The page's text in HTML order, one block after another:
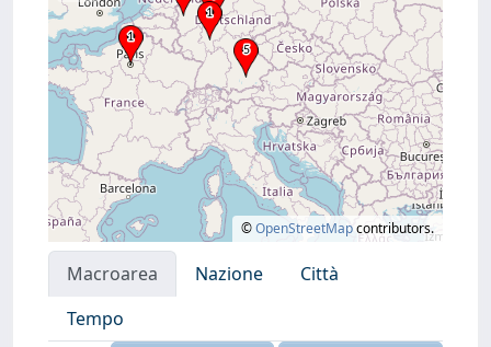
©OpenStreetMapcontributors.
Macroarea Nazione
Città
Tempo